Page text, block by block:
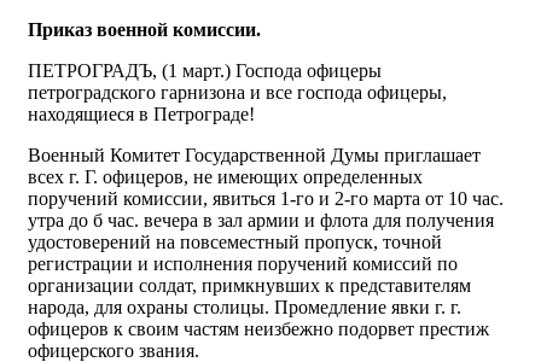
Приказ военной комиссии.
ПЕТРОГРАДЪ, (1 март.) Господа офицеры
петроградского гарнизона и все господа офицеры,
находящиеся в Петрограде!
Военный Комитет Государственной Думы приглашает
всех г. Г. офицеров, не имеющих определенных
поручений комиссии, явиться 1-го и 2-го марта от 10 час.
утра до б час. вечера в зал армии и флота для получения
удостоверений на повсеместный пропуск, точной
регистрации и исполнения поручений комиссий по
организации солдат, примкнувших к представителям
народа, для охраны столицы. Промедление явки г. г.
офицеров к своим частям неизбежно подорвет престиж
офицерского звания.